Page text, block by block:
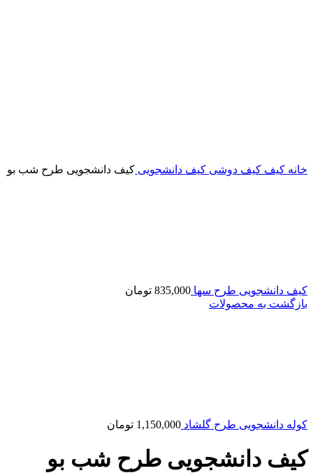
خانه کیف کیف دوشی کیف دانشجویی کیف دانشجویی طرح شب بو
کیف دانشجویی طرح سها 835,000 تومان
بازگشت به محصولات
کوله دانشجویی طرح گلشاد 1,150,000 تومان
کیف دانشجویی طرح شب بو